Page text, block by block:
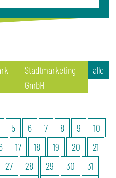
Stadtmarketing
GmbH
alle
5 6 7 8 9
10
17 18 19 20
21
27 28 29 30
31